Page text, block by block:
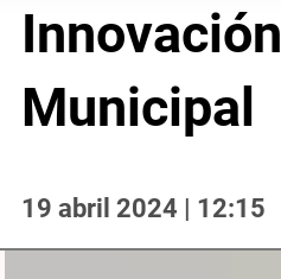
Innovación
Municipal
19 abril 2024 | 12:15